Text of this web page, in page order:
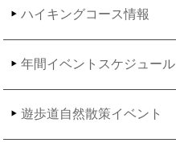
ハイキングコース情報
年間イベントスケジュール
遊歩道自然散策イベント